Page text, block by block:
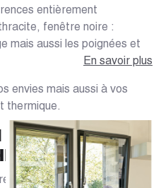
entièrement
fenêtre noire :
mais aussi les poignées et
envies mais aussi à vos
thermique.
FENÊTRES
à Saint Lô (50000) ou dans
En savoir plus